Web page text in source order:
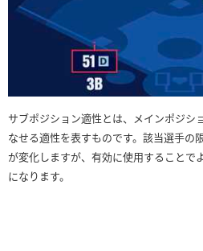
サブポジション適性とは、メインポジシ
なせる適性を表すものです。該当選手の
が変化しますが、有効に使用することで
になります。